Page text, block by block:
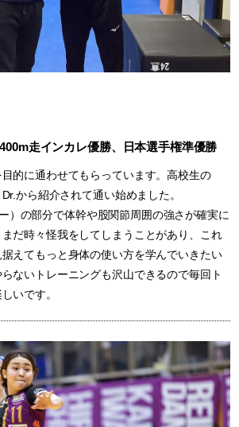
走インカレ優勝、日本選手権準優勝
的に通わせてもらっています。高校生の
から紹介されて通い始めました。
）の部分で体幹や股関節周囲の強さが確実に
まだ時々怪我をしてしまうことがあり、これ
えてもっと身体の使い方を学んでいきたい
ないトレーニングも沢山できるので毎回ト
いです。